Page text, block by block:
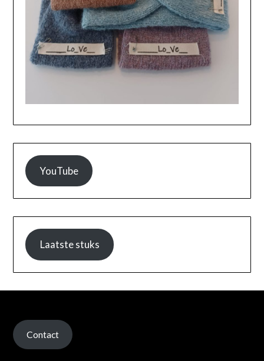
YouTube
Laatste stuks
Contact